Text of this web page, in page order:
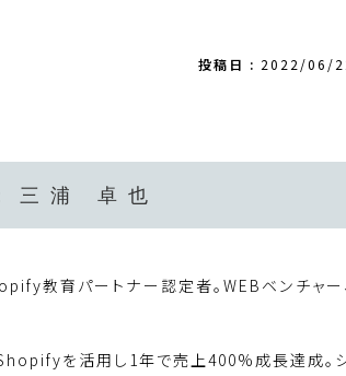
投稿日 : 2022/06/
三浦 卓也
教育パートナー認定者。WEBベンチャー
を活用し1年で売上400%成長達成。シ